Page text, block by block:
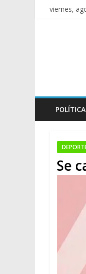
viernes,
POLÍTICA
Se